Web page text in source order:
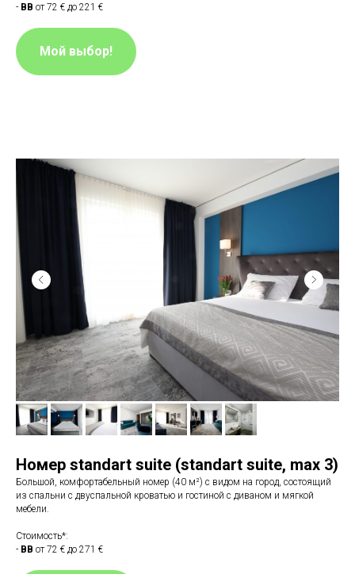
- BB от 72 € до 221 €
Мой выбор!
Номер standart suite (standart suite, max 3)
Большой, комфортабельный номер (40 м²) с видом на город, состоящий
из спальни с двуспальной кроватью и гостиной с диваном и мягкой
мебели.
Стоимость*:
- BB от 72 € до 271 €